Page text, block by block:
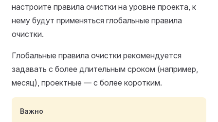
настроите правила очистки на уровне проекта, к
нему будут применяться глобальные правила
очистки.
Глобальные правила очистки рекомендуется
задавать с более длительным сроком (например,
месяц), проектные — с более коротким.
Важно